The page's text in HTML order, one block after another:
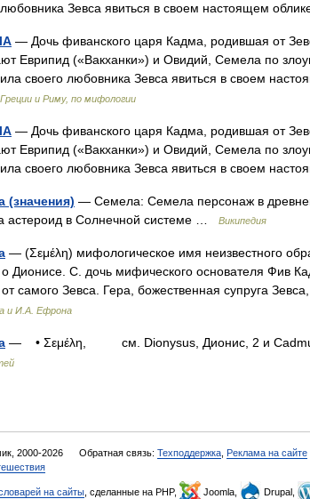
любовника Зевса явиться в своем настоящем
— Дочь фиванского царя Кадма, родившая от
Еврипид («Вакханки») и Овидий, Семела по
своего любовника Зевса явиться в своем
и Риму, по мифологии
— Дочь фиванского царя Кадма, родившая от
Еврипид («Вакханки») и Овидий, Семела по
своего любовника Зевса явиться в своем
(значения) — Семела: Семела персонаж в
астероид в Солнечной системе …
Википедия
— (Σεμέλη) мифологическое имя неизвестного
о Дионисе. С. дочь мифического основателя Фив
от самого Зевса. Гера, божественная супруга
и И.А. Ефрона
— • Σεμέλη, см. Dionysus, Дионис, 2 и
2000-2026 Обратная связь: Техподдержка Реклама на сайте
на сайты , сделанные на PHP, Joomla, Drupal,